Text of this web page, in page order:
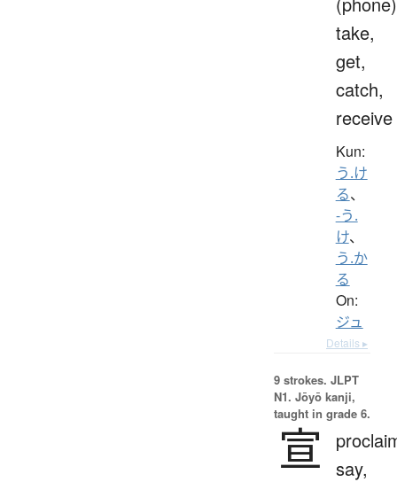
take,
get,
catch,
receive
Kun:
う.け
る、
-う.
け、
う.か
る
On:
ジュ
Details ▸
9 strokes. JLPT
N1. Jōyō kanji,
taught in grade 6.
宣
say,